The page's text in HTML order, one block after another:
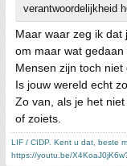
verantwoordelijkheid
Maar waar zeg ik dat
om maar wat
Mensen zijn toch niet
Is jouw wereld echt
Zo van, als je het
of zoiets.
LIF / CIDP. Kent u dat, beste
https://youtu.be/